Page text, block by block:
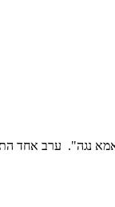
התקבצנו כלתי והנכד